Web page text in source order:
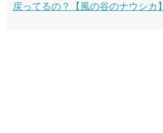
戻ってるの？【風の谷のナウシカ】